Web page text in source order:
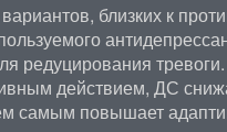
близких к
редуцирования
действием, ДС
самым повышает